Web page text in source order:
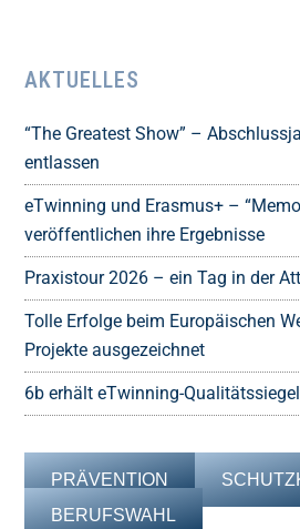
AKTUELLES
“The Greatest Show” –
entlassen
eTwinning und Erasmus+ –
veröffentlichen ihre Ergebnisse
Praxistour 2026 – ein Tag in der
Tolle Erfolge beim Europäischen
Projekte ausgezeichnet
6b erhält eTwinning-Qualitätssiegel
PRÄVENTION
BERUFSWAHL